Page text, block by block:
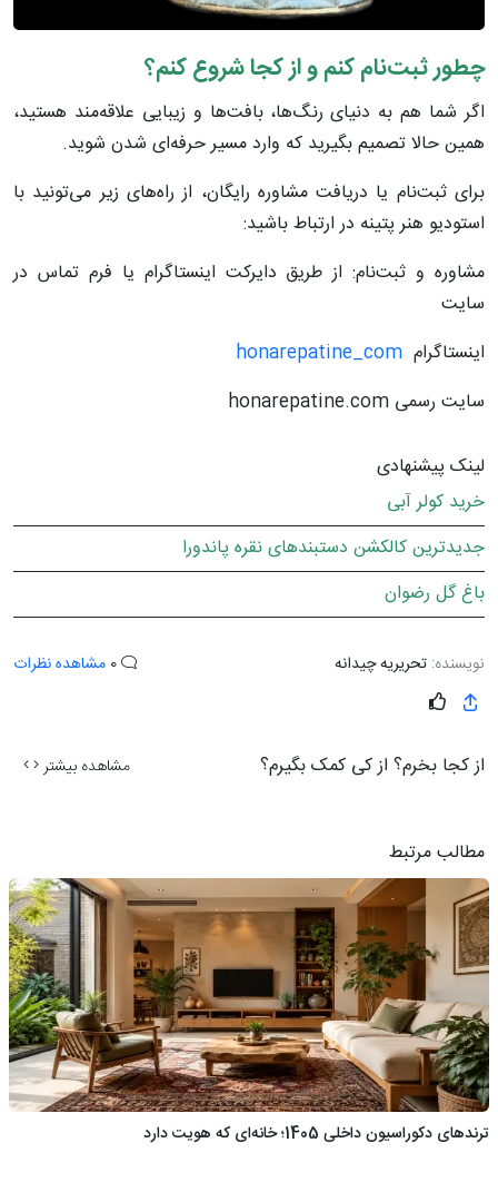
چطور ثبت‌نام کنم و از کجا شروع کنم؟
اگر شما هم به دنیای رنگ‌ها، بافت‌ها و زیبایی علاقه‌مند هستید،
همین حالا تصمیم بگیرید که وارد مسیر حرفه‌ای شدن شوید.
برای ثبت‌نام یا دریافت مشاوره رایگان، از راه‌های زیر می‌تونید با
استودیو هنر پتینه در ارتباط باشید:
مشاوره و ثبت‌نام: از طریق دایرکت اینستاگرام یا فرم تماس در
سایت
اینستاگرام honarepatine_com
سایت رسمی honarepatine.com
لینک پیشنهادی
خرید کولر آبی
جدیدترین کالکشن دستبندهای نقره پاندورا
باغ گل رضوان
نویسنده: تحریریه چیدانه مشاهده نظرات
از کجا بخرم؟ از کی کمک بگیرم؟ مشاهده بیشتر
مطالب مرتبط
ترندهای دکوراسیون داخلی 1405؛ خانه‌ای که هویت دارد